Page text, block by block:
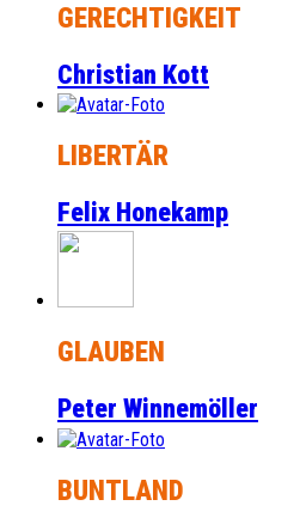
GERECHTIGKEIT
Christian Kott
LIBERTÄR
Felix Honekamp
GLAUBEN
Peter Winnemöller
BUNTLAND